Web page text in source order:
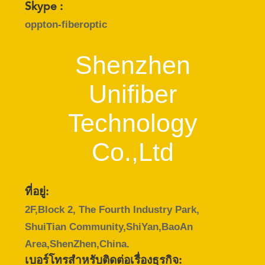
เว็บไซต์
Skype :
oppton-fiberoptic
Shenzhen
Unifiber
Technology
Co.,Ltd
ที่อยู่:
2F,Block 2, The Fourth Industry Park,
ShuiTian Community,ShiYan,BaoAn
Area,ShenZhen,China.
เบอร์โทรสำหรับติดต่อเรื่องธุรกิจ: